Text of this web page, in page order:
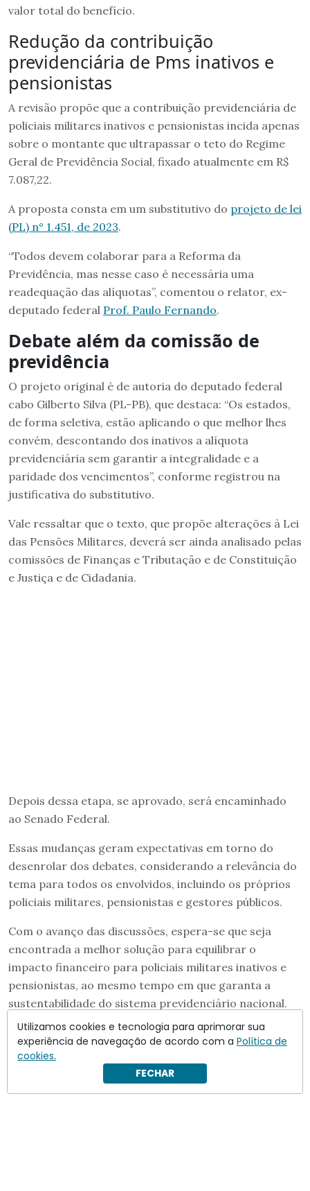
valor total do benefício.
Redução da contribuição
previdenciária de Pms inativos e
pensionistas
A revisão propõe que a contribuição previdenciária de
policiais militares inativos e pensionistas incida apenas
sobre o montante que ultrapassar o teto do Regime
Geral de Previdência Social, fixado atualmente em R$
7.087,22.
A proposta consta em um substitutivo do projeto de lei
(PL) n° 1.451, de 2023.
“Todos devem colaborar para a Reforma da
Previdência, mas nesse caso é necessária uma
readequação das alíquotas”, comentou o relator, ex-
deputado federal Prof. Paulo Fernando.
Debate além da comissão de
previdência
O projeto original é de autoria do deputado federal
cabo Gilberto Silva (PL-PB), que destaca: “Os estados,
de forma seletiva, estão aplicando o que melhor lhes
convém, descontando dos inativos a alíquota
previdenciária sem garantir a integralidade e a
paridade dos vencimentos”, conforme registrou na
justificativa do substitutivo.
Vale ressaltar que o texto, que propõe alterações à Lei
das Pensões Militares, deverá ser ainda analisado pelas
comissões de Finanças e Tributação e de Constituição
e Justiça e de Cidadania.
Depois dessa etapa, se aprovado, será encaminhado
ao Senado Federal.
Essas mudanças geram expectativas em torno do
desenrolar dos debates, considerando a relevância do
tema para todos os envolvidos, incluindo os próprios
policiais militares, pensionistas e gestores públicos.
Com o avanço das discussões, espera-se que seja
encontrada a melhor solução para equilibrar o
impacto financeiro para policiais militares inativos e
pensionistas, ao mesmo tempo em que garanta a
sustentabilidade do sistema previdenciário nacional.
Utilizamos cookies e tecnologia para aprimorar sua
experiência de navegação de acordo com a Política de
cookies.
FECHAR